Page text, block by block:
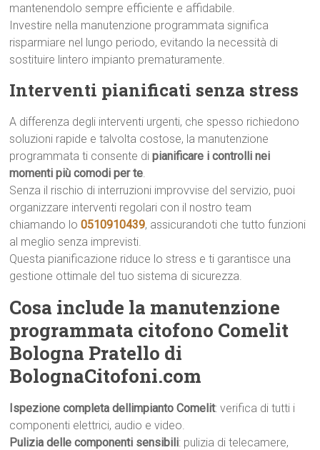
mantenendolo sempre efficiente e affidabile.
Investire nella manutenzione programmata significa
risparmiare nel lungo periodo, evitando la necessità di
sostituire lintero impianto prematuramente.
Interventi pianificati senza stress
A differenza degli interventi urgenti, che spesso richiedono
soluzioni rapide e talvolta costose, la manutenzione
programmata ti consente dipianificare i controlli nei
momenti più comodi per te.
Senza il rischio di interruzioni improvvise del servizio, puoi
organizzare interventi regolari con il nostro team
chiamando lo0510910439, assicurandoti che tutto funzioni
al meglio senza imprevisti.
Questa pianificazione riduce lo stress e ti garantisce una
gestione ottimale del tuo sistema di sicurezza.
Cosa include la manutenzione
programmata citofono Comelit
Bologna Pratello di
BolognaCitofoni.com
Ispezione completa dellimpianto Comelit: verifica di tutti i
componenti elettrici, audio e video.
Pulizia delle componenti sensibili: pulizia di telecamere,